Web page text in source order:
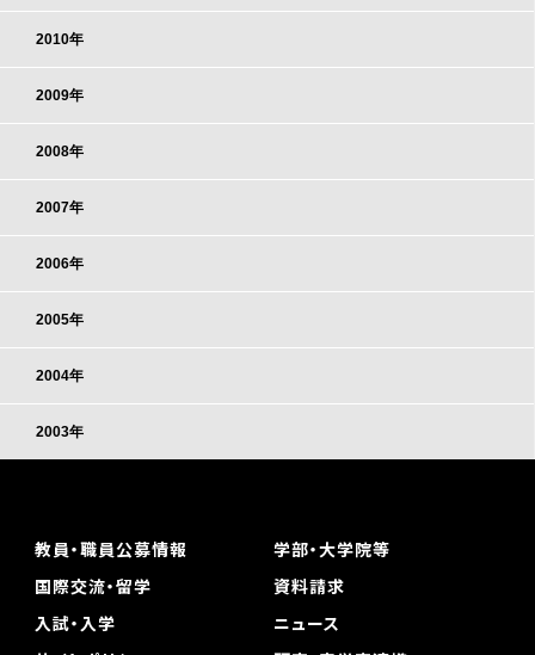
2010年
2009年
2008年
2007年
2006年
2005年
2004年
2003年
教員・職員公募情報
学部・大学院等
国際交流・留学
資料請求
入試・入学
ニュース